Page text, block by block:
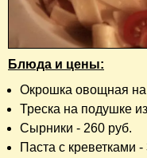
Блюда и цены:
Окрошка овощная
Треска на подушке
Сырники - 260 руб.
Паста с креветками -